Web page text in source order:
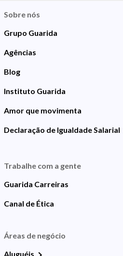
Sobre nós
Grupo Guarida
Agências
Blog
Instituto Guarida
Amor que movimenta
Declaração de Igualdade Salarial
Trabalhe com a gente
Guarida Carreiras
Canal de Ética
Áreas de negócio
Aluguéis